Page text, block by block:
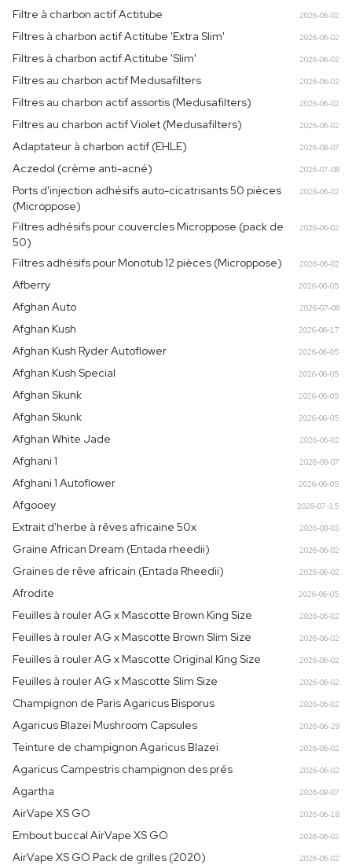
Filtre à charbon actif Actitube 2026-06-02
Filtres à charbon actif Actitube 'Extra Slim' 2026-06-02
Filtres à charbon actif Actitube 'Slim' 2026-06-02
Filtres au charbon actif Medusafilters 2026-06-02
Filtres au charbon actif assortis (Medusafilters) 2026-06-02
Filtres au charbon actif Violet (Medusafilters) 2026-06-02
Adaptateur à charbon actif (EHLE) 2026-08-07
Aczedol (crème anti-acné) 2026-07-08
Ports d'injection adhésifs auto-cicatrisants 50 pièces
(Microppose)
2026-06-02
Filtres adhésifs pour couvercles Microppose (pack de
50)
2026-06-02
Filtres adhésifs pour Monotub 12 pièces (Microppose) 2026-06-02
Afberry 2026-06-05
Afghan Auto 2026-07-08
Afghan Kush 2026-06-17
Afghan Kush Ryder Autoflower 2026-06-05
Afghan Kush Special 2026-06-05
Afghan Skunk 2026-06-05
Afghan Skunk 2026-06-05
Afghan White Jade 2026-06-02
Afghani 1 2026-08-07
Afghani 1 Autoflower 2026-06-05
Afgooey 2026-07-15
Extrait d'herbe à rêves africaine 50x 2026-08-03
Graine African Dream (Entada rheedii) 2026-06-02
Graines de rêve africain (Entada Rheedii) 2026-06-02
Afrodite 2026-06-05
Feuilles à rouler AG x Mascotte Brown King Size 2026-06-02
Feuilles à rouler AG x Mascotte Brown Slim Size 2026-06-02
Feuilles à rouler AG x Mascotte Original King Size 2026-06-02
Feuilles à rouler AG x Mascotte Slim Size 2026-06-02
Champignon de Paris Agaricus Bisporus 2026-06-02
Agaricus Blazei Mushroom Capsules 2026-06-29
Teinture de champignon Agaricus Blazei 2026-06-02
Agaricus Campestris champignon des prés 2026-06-02
Agartha 2026-08-07
AirVape XS GO 2026-06-18
Embout buccal AirVape XS GO 2026-06-02
AirVape XS GO Pack de grilles (2020) 2026-06-02